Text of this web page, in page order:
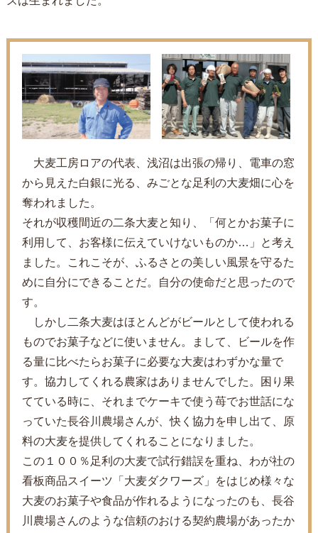
大麦工房ロアの代表、浅沼は出張の帰り、電車の窓
から見えた白銀に光る、みごとな足利の大麦畑に心を
奪われました。
それが収穫間近の二条大麦と知り、「何とかお菓子に
利用して、お客様に伝えていけないものか…」と考え
ました。これこそが、ふるさとの美しい風景を守るた
めに自分にできることだ。自分の使命だと思ったので
す。
しかし二条大麦はほとんどがビールとして使われる
ものでお菓子などに使いません。まして、ビールを作
る量に比べたらお菓子に必要な大麦はわずかな量で
す。協力してくれる農家はありませんでした。困り果
てている時に、それまでケーキで使う苺でお世話にな
っていた長谷川農場さんが、快く協力を申し出て、原
料の大麦を提供してくれることになりました。
この１００％足利の大麦で試行錯誤を重ね、わが社の
看板商品スイーツ「大麦ダクワーズ」をはじめ様々な
大麦のお菓子や食品が作れるようになったのも、長谷
川農場さんのような信頼のおける契約農場があったか